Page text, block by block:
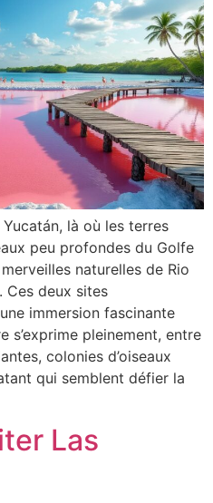
là où les terres
peu profondes du Golfe
naturelles de Rio
Ces deux sites
immersion fascinante
s’exprime pleinement, entre
colonies d’oiseaux
qui semblent défier la
Las